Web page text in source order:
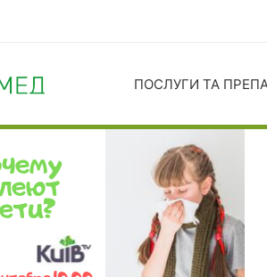
ПОСЛУГИ ТА